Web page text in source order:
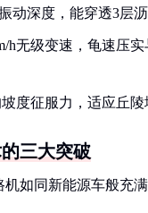
振动深度，能穿透3层
h无级变速，龟速压
坡度征服力，适应丘
三大突破
如同新能源车般充满